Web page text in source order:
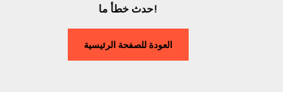
حدث خطأ ما!
العودة للصفحة الرئيسية